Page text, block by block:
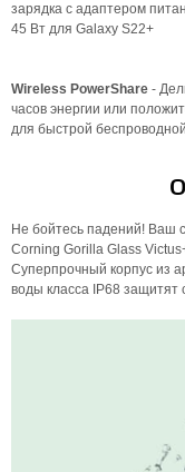
зарядка с адаптером
45 Вт для Galaxy S22+
Wireless PowerShare -
часов энергии или
для быстрой
Не бойтесь падений! Ваш
Corning Gorilla Glass
Суперпрочный корпус из
воды класса IP68 защитят